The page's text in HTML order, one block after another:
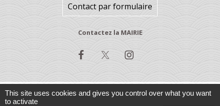
Contact par formulaire
Contactez la MAIRIE
This site uses cookies and gives you control over what you want
to activate